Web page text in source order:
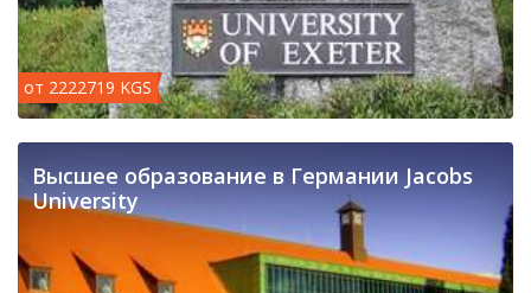
от 2222719 KGS
Высшее образование в Германии Jacobs
University